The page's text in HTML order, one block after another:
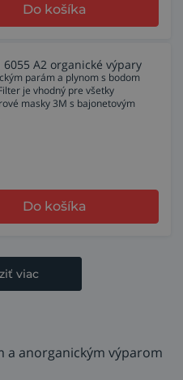
Do košíka
A2 organické výpary
parám a plynom s bodom
je vhodný pre všetky
masky 3M s bajonetovým
Do košíka
viac
a anorganickým výparom